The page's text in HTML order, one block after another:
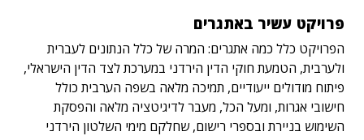
פרויקט עשיר באתגרים
הפרויקט כלל כמה אתגרים: המרה של כלל הנתונים לעברית
ולערבית, הטמעת חוקי הדין הירדני במערכת לצד הדין הישראלי,
פיתוח מודולים ייעודיים, תמיכה מלאה בשפה הערבית כולל
חישובי אגרות, ומעל הכל, מעבר לדיגיטציה מלאה והפסקת
השימוש בניירת ובספרי רישום, שחלקם מימי השלטון הירדני